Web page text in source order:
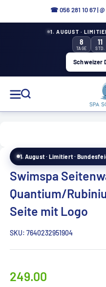
☎ 056 281 10 67|
1. AUGUST ·
8
TAGE
11
STD.
Schweizer
de
1. August · Limitiert ·
Swimspa
Quantium/
Seite mit Logo
SKU: 7640232951904
Prix
249.00